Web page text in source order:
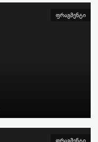
ფრაგმენტი
ფრაგმენტი